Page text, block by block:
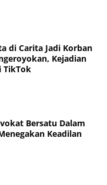
di Carita Jadi Korban
Kejadian
TikTok
Bersatu Dalam
Keadilan